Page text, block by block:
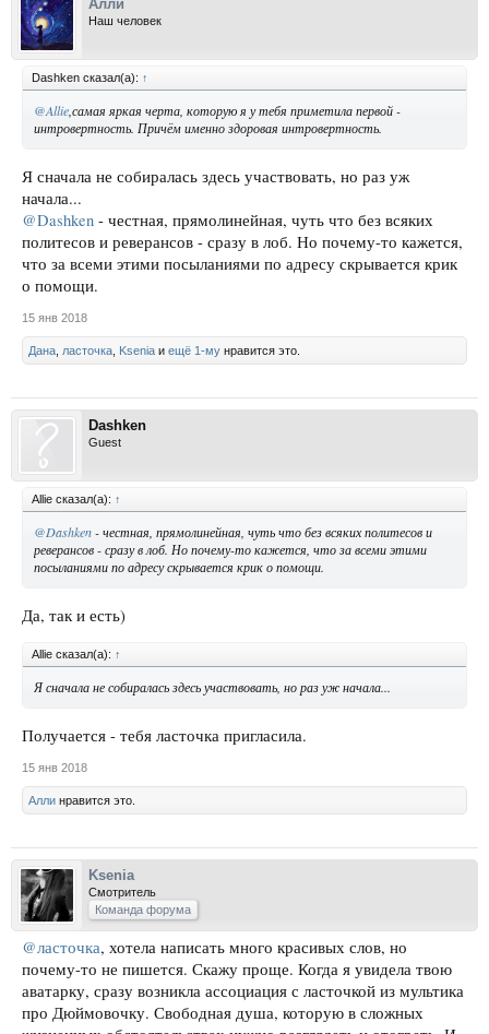
Алли
Наш человек
Dashken сказал(а): ↑
@Allie,самая яркая черта, которую я у тебя приметила первой -
интровертность. Причём именно здоровая интровертность.
Я сначала не собиралась здесь участвовать, но раз уж
начала...
@Dashken - честная, прямолинейная, чуть что без всяких
политесов и реверансов - сразу в лоб. Но почему-то кажется,
что за всеми этими посыланиями по адресу скрывается крик
о помощи.
15 янв 2018
Дана ласточка Ksenia и ещё 1-му нравится это.
Dashken
Guest
Allie сказал(а): ↑
@Dashken- честная, прямолинейная, чуть что без всяких политесов и
реверансов - сразу в лоб. Но почему-то кажется, что за всеми этими
посыланиями по адресу скрывается крик о помощи.
Да, так и есть)
Allie сказал(а): ↑
Я сначала не собиралась здесь участвовать, но раз уж начала...
Получается - тебя ласточка пригласила.
15 янв 2018
Алли нравится это.
Ksenia
Смотритель
Команда форума
@ласточка, хотела написать много красивых слов, но
почему-то не пишется. Скажу проще. Когда я увидела твою
аватарку, сразу возникла ассоциация с ласточкой из мультика
про Дюймовочку. Свободная душа, которую в сложных